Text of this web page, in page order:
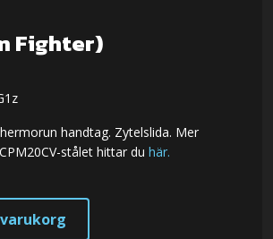
Fighter)
handtag. Zytelslida. Mer
stålet hittar du här.